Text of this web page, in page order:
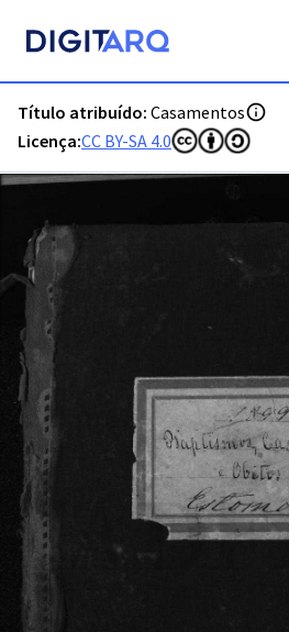
Título atribuído: Casamentos
Licença:CC BY-SA 4.0